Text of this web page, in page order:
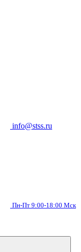
info@stss.ru
Пн-Пт 9:00-18:00 Мск